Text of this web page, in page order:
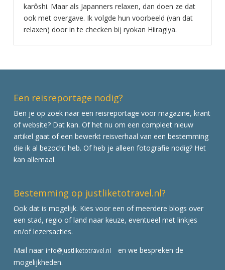
karôshi. Maar als Japanners relaxen, dan doen ze dat
ook met overgave. Ik volgde hun voorbeeld (van dat
relaxen) door in te checken bij ryokan Hiiragiya.
Een reisreportage nodig?
Ben je op zoek naar een reisreportage voor magazine, krant
of website? Dat kan. Of het nu om een compleet nieuw
artikel gaat of een bewerkt reisverhaal van een bestemming
die ik al bezocht heb. Of heb je alleen fotografie nodig? Het
kan allemaal.
Bestemming op justliketotravel.nl?
Ook dat is mogelijk. Kies voor een of meerdere blogs over
een stad, regio of land naar keuze, eventueel met linkjes
en/of lezersacties.
Mail naar info@justliketotravel.nl
en we bespreken de
mogelijkheden.